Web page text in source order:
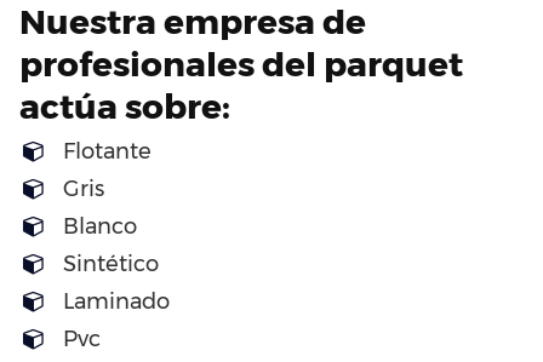
Nuestra empresa de
profesionales del parquet
actúa sobre:
Flotante
Gris
Blanco
Sintético
Laminado
Pvc